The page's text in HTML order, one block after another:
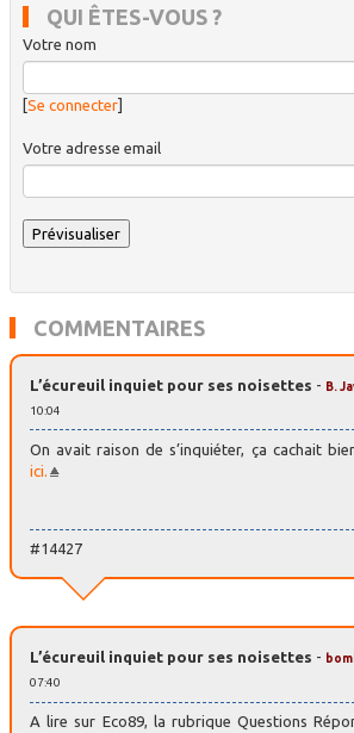
QUI ÊTES-VOUS ?
Votre nom
[Se connecter]
Votre adresse email
COMMENTAIRES
L’écureuil inquiet pour ses noisettes - B.
10:04
On avait raison de s’inquiéter, ça cachait
ici.
#14427
L’écureuil inquiet pour ses noisettes -
07:40
A lire sur Eco89, la rubrique Questions